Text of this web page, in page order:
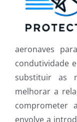
aeronaves
condutividade
substituir as
melhorar a
comprometer
envolve a